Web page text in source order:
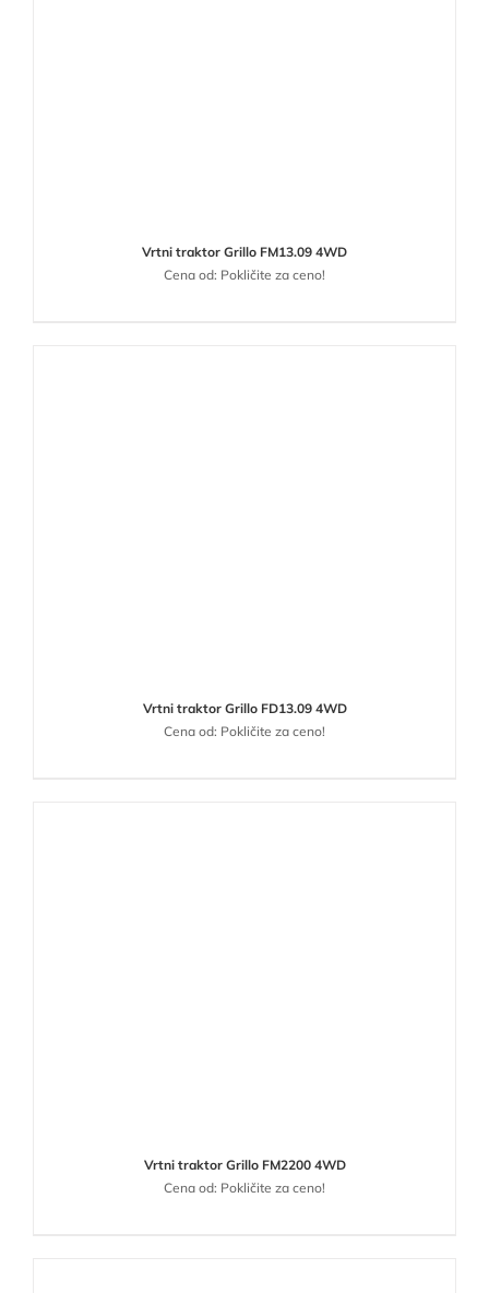
Vrtni traktor Grillo FM13.09 4WD
Cena od: Pokličite za ceno!
Vrtni traktor Grillo FD13.09 4WD
Cena od: Pokličite za ceno!
Vrtni traktor Grillo FM2200 4WD
Cena od: Pokličite za ceno!